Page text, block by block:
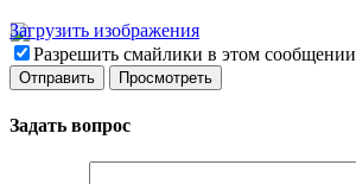
Загрузить изображения
Разрешить смайлики в этом сообщении
Задать вопрос